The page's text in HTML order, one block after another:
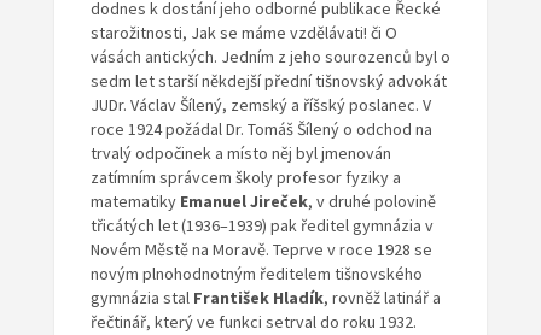
dodnes k dostání jeho odborné publikace Řecké
starožitnosti, Jak se máme vzdělávati! či O
vásách antických. Jedním z jeho sourozenců byl o
sedm let starší někdejší přední tišnovský advokát
JUDr. Václav Šílený, zemský a říšský poslanec. V
roce 1924 požádal Dr. Tomáš Šílený o odchod na
trvalý odpočinek a místo něj byl jmenován
zatímním správcem školy profesor fyziky a
matematiky Emanuel Jireček, v druhé polovině
třicátých let (1936–1939) pak ředitel gymnázia v
Novém Městě na Moravě. Teprve v roce 1928 se
novým plnohodnotným ředitelem tišnovského
gymnázia stal František Hladík, rovněž latinář a
řečtinář, který ve funkci setrval do roku 1932.